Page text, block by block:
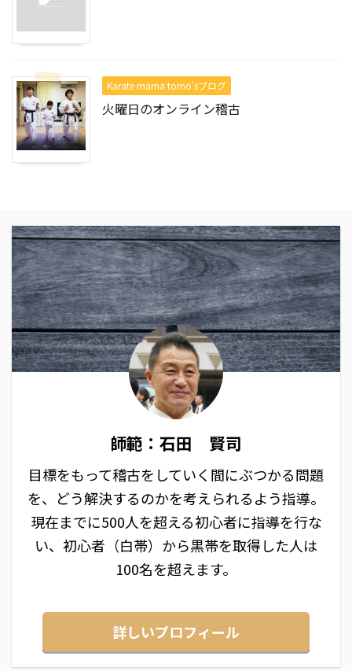
Karate mama tomo’sブログ
火曜日のオンライン稽古
師範：石田 賢司
目標をもって稽古をしていく間にぶつかる問題
を、どう解決するのかを考えられるよう指導。
現在までに500人を超える初心者に指導を行な
い、初心者（白帯）から黒帯を取得した人は
100名を超えます。
詳しいプロフィール